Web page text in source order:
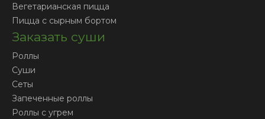
Вегетарианская пицца
Пицца с сырным бортом
Заказать суши
Роллы
Суши
Сеты
Запеченные роллы
Роллы с угрем